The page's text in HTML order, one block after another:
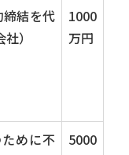
結を代
）
1000
万円
めに不
5000